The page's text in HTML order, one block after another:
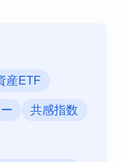
産ETF
共感指数